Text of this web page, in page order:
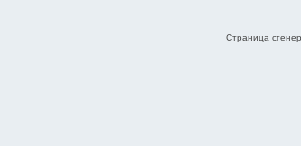
Страница